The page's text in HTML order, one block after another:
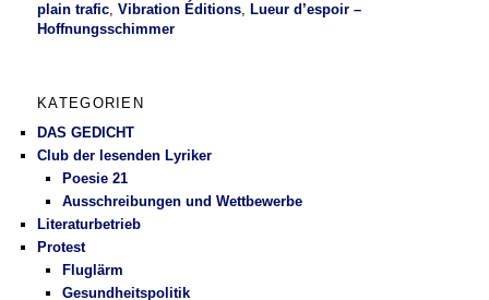
plain trafic,Vibration Éditions, Lueur d’espoir –
Hoffnungsschimmer
KATEGORIEN
DAS GEDICHT
Club der lesenden Lyriker
Poesie 21
Ausschreibungen und Wettbewerbe
Literaturbetrieb
Protest
Fluglärm
Gesundheitspolitik